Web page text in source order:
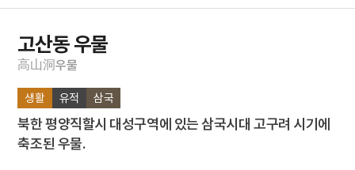
4 태조
5 토용
6
가신신앙
8
국어사전
9 근정훈장
10
고산동 우물
高山洞우물
생활 유적 삼국
북한 평양직할시 대성구역에 있는 삼국시대 고구려 시기에
축조된 우물.